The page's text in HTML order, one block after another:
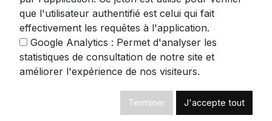
pouvez d'ailleurs contrôler cette illumination
d'un simple geste grâce à l'interrupteur
dédié.
La praticité est au cœur de sa conception
avec des commandes facilement accessibles
Molette de gain pour ajuster le volume
que l'utilisateur authentifié est celui qui fait
effectivement les requêtes à l'application.
Google Analytics : Permet d'analyser les
statistiques de consultation de notre site et
améliorer l'expérience de nos visiteurs.
Terminer J'accepte tout